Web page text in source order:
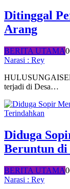
Ditinggal
Arang
BERITA UTAMA
Narasi : Rey
terjadi di Desa…
Diduga
Beruntun di
BERITA UTAMA
Narasi : Rey